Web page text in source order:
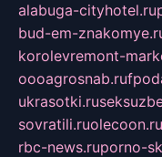
alabuga-cityhotel.ru
bud-em-
korolevremont-
oooagrosnab.ru
ukrasotki.ru
sovratili.ruolecoon.ru
rbc-news.ruporno-